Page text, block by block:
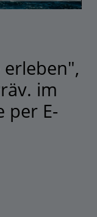
im
per E-